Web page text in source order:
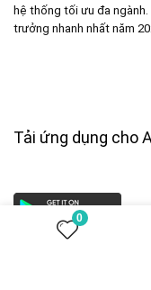
0
hệ thống tối ưu đa
trưởng nhanh nhất năm
Tải ứng dụng cho